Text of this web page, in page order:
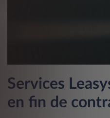
Services
en fin de